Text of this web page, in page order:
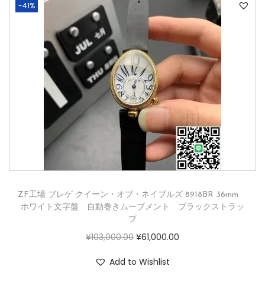
-41%
ZF工場 ブレゲ クイーン・オブ・ネイブルズ 8918BR 36mm
ホワイト文字盤 自動巻きムーブメント ブラックストラッ
プ
¥103,000.00 ¥61,000.00
Add to Wishlist